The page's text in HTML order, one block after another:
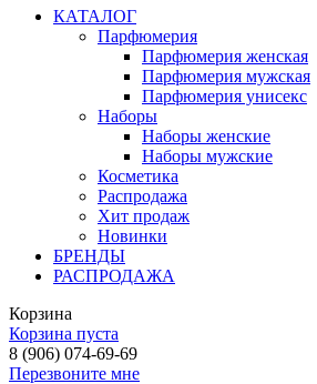
КАТАЛОГ
Парфюмерия
Парфюмерия женская
Парфюмерия мужская
Парфюмерия унисекс
Наборы
Наборы женские
Наборы мужские
Косметика
Распродажа
Хит продаж
Новинки
БРЕНДЫ
РАСПРОДАЖА
Корзина
Корзина пуста
8 (906) 074-69-69
Перезвоните мне